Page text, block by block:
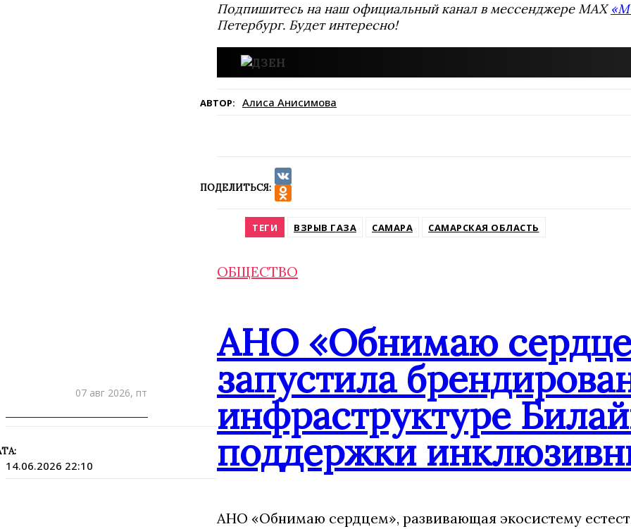
07 авг 2026, пт
14.06.2026 22:10
Подпишитесь на наш официальный канал в мессенджере MAX
Петербург. Будет интересно!
АВТОР: Алиса Анисимова
ПОДЕЛИТЬСЯ:
VK
ТЕГИ ВЗРЫВ ГАЗА САМАРА САМАРСКАЯ ОБЛАСТЬ
ОБЩЕСТВО
АНО «Обнимаю
запустила
инфраструктуре
поддержки
АНО «Обнимаю сердцем», развивающая экосистему